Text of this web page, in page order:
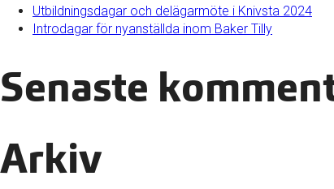
Utbildningsdagar och delägarmöte i Knivsta 2024
Introdagar för nyanställda inom Baker Tilly
Senaste
Arkiv